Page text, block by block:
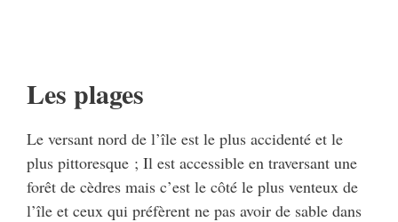
Les plages
Le versant nord de l’île est le plus accidenté et le
plus pittoresque ; Il est accessible en traversant une
forêt de cèdres mais c’est le côté le plus venteux de
l’île et ceux qui préfèrent ne pas avoir de sable dans